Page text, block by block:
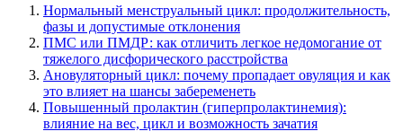
Нормальный менструальный цикл: продолжительность,
фазы и допустимые отклонения
ПМС или ПМДР: как отличить легкое недомогание от
тяжелого дисфорического расстройства
Ановуляторный цикл: почему пропадает овуляция и как
это влияет на шансы забеременеть
Повышенный пролактин (гиперпролактинемия):
влияние на вес, цикл и возможность зачатия